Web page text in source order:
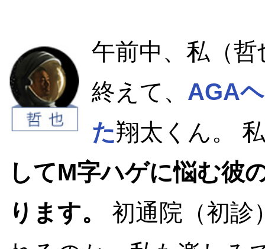
午前中、私（
終えて、 AGA
た翔太くん。
してM字ハゲに悩む彼
ります。
初通院（初診